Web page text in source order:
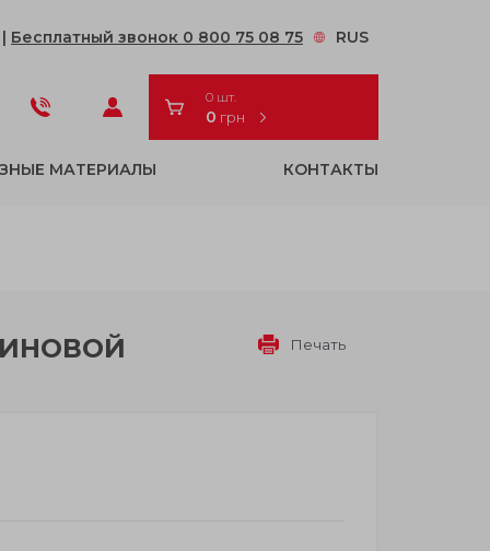
| Бесплатный звонок 0 800 75 08 75 RUS
0 шт.
0 грн
МАТЕРИАЛЫ КОНТАКТЫ
Печать